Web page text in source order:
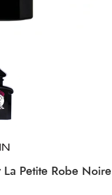
Petite Robe Noire